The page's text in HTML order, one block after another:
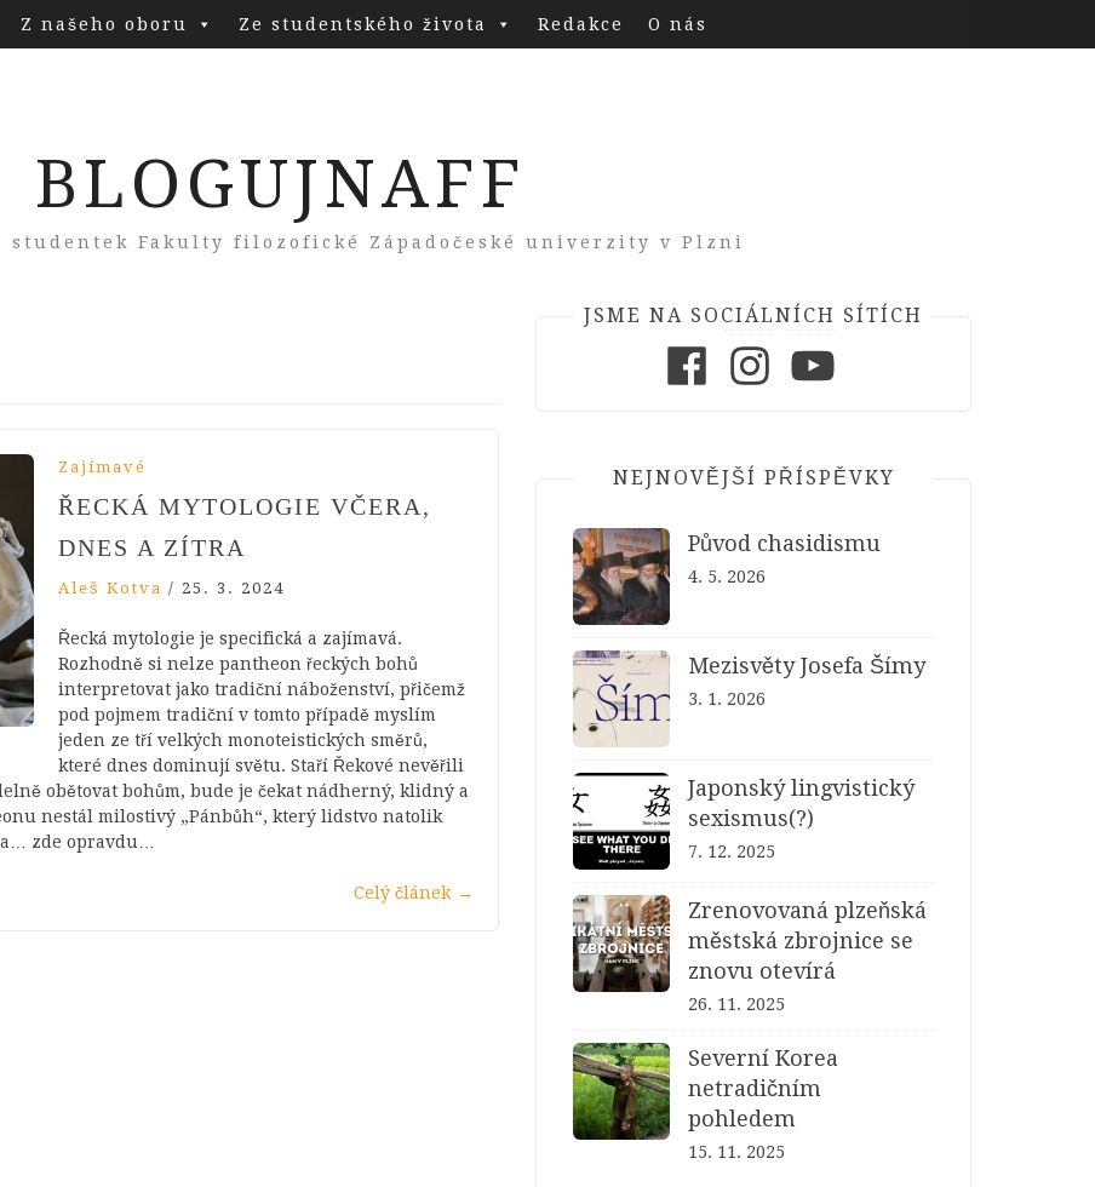
Z našeho oboru Ze studentského života Redakce O nás
BLOGUJNAFF
studentek Fakulty filozofické Západočeské univerzity v Plzni
Zajímavé
ŘECKÁ MYTOLOGIE VČERA,
DNES A ZÍTRA
Aleš Kotva / 25. 3. 2024
Řecká mytologie je specifická a zajímavá.
Rozhodně si nelze pantheon řeckých bohů
interpretovat jako tradiční náboženství, přičemž
pod pojmem tradiční v tomto případě myslím
jeden ze tří velkých monoteistických směrů,
které dnes dominují světu. Staří Řekové nevěřili
obětovat bohům, bude je čekat nádherný, klidný a
nestál milostivý „Pánbůh“, který lidstvo natolik
zde opravdu…
Celý článek →
JSME NA SOCIÁLNÍCH SÍTÍCH
NEJNOVĚJŠÍ PŘÍSPĚVKY
Původ chasidismu
4. 5. 2026
Mezisvěty Josefa Šímy
3. 1. 2026
Japonský lingvistický
sexismus(?)
7. 12. 2025
Zrenovovaná plzeňská
městská zbrojnice se
znovu otevírá
26. 11. 2025
Severní Korea
netradičním
pohledem
15. 11. 2025